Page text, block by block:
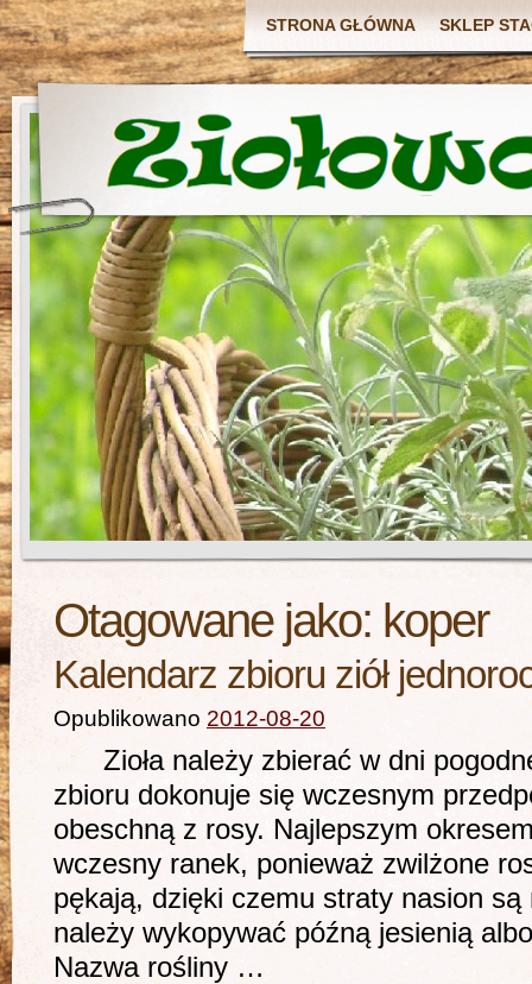
STRONA GŁÓWNA SKLEP
Otagowane jako: koper
Kalendarz zbioru ziół
Opublikowano 2012-08-20
Zioła należy zbierać w dni
zbioru dokonuje się wczesnym
obeschną z rosy. Najlepszym
wczesny ranek, ponieważ zwilżone
pękają, dzięki czemu straty nasion
należy wykopywać późną jesienią
Nazwa rośliny …